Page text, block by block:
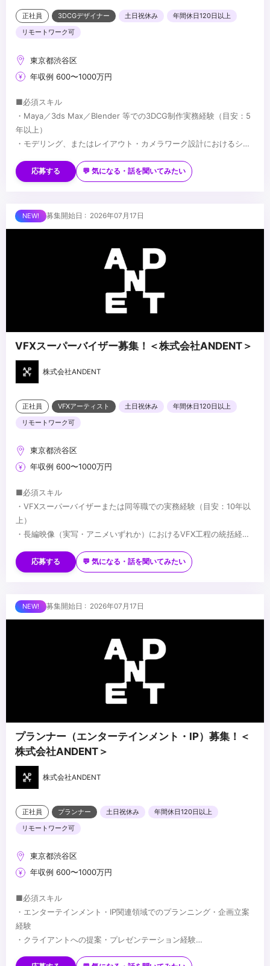
正社員 3DCGデザイナー 土日祝休み
年間休日120日以上
リモートワーク可
東京都渋谷区
年収例 600〜1000万円
■必須スキル
・Maya／3ds Max／Blender 等での3DCG制作実務経験（目安：5
年以上）
・モデリング、またはレイアウト・カメラワーク設計におけるシニ
・映像制作パイプラインの理解
・長編映像・ハイエンドCG・没入型コンテンツでの実務経験
・Houdini／Geometry Nodes 等を用いたプロシージャルワークフ
・Unreal Engine／Unity 等のリアルタイムエンジン使用経験
...
応募する 💬 気になる・話を聞いてみたい
募集開始日 : 2026年07月17日
VFXスーパーバイザー募集！＜株式会社ANDENT＞
株式会社ANDENT
正社員 VFXアーティスト 土日祝休み
年間休日120日以上
リモートワーク可
東京都渋谷区
年収例 600〜1000万円
■必須スキル
・VFXスーパーバイザーまたは同等職での実務経験（目安：10年以
上）
・長編映像（実写・アニメいずれか）におけるVFX工程の統括経験
・国内外プロダクションとの協業経験
・Houdini／Nuke 等、主要VFXツールの深い知識
・実写・アニメ双方のVFX経験
■求める人物像
・パイプライン設計・チームビルディングを自ら主導できる方
・技術的バックグラウンドとマネジメント力を併せ持つ方
応募する 💬 気になる・話を聞いてみたい
募集開始日 : 2026年07月17日
プランナー（エンターテインメント・IP）募集！＜
株式会社ANDENT＞
株式会社ANDENT
正社員 プランナー 土日祝休み
年間休日120日以上
リモートワーク可
東京都渋谷区
年収例 600〜1000万円
■必須スキル
・エンターテインメント・IP関連領域でのプランニング・企画立案
経験
・クライアントへの提案・プレゼンテーション経験